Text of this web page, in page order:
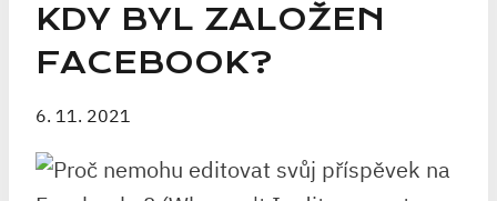
KDY BYL ZALOŽEN
FACEBOOK?
6. 11. 2021